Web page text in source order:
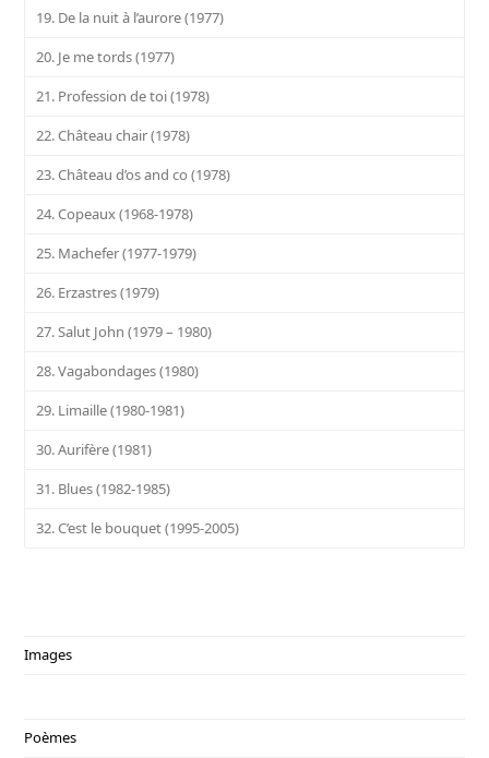
19. De la nuit à l’aurore (1977)
20. Je me tords (1977)
21. Profession de toi (1978)
22. Château chair (1978)
23. Château d’os and co (1978)
24. Copeaux (1968-1978)
25. Machefer (1977-1979)
26. Erzastres (1979)
27. Salut John (1979 – 1980)
28. Vagabondages (1980)
29. Limaille (1980-1981)
30. Aurifère (1981)
31. Blues (1982-1985)
32. C’est le bouquet (1995-2005)
Images
Poèmes